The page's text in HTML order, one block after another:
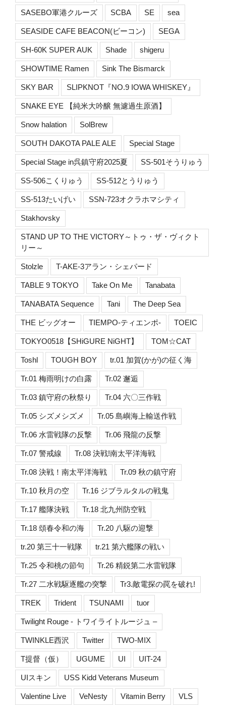
SASEBO軍港クルーズ SCBA SE sea
SEASIDE CAFE BEACON(ビーコン) SEGA
SH-60K SUPER AUK Shade shigeru
SHOWTIME Ramen Sink The Bismarck
SKY BAR SLIPKNOT『NO.9 IOWA WHISKEY』
SNAKE EYE 【純米大吟醸 無濾過生原酒】
Snow halation SolBrew
SOUTH DAKOTA PALE ALE Special Stage
Special Stage in呉鎮守府2025夏 SS-501そうりゅう
SS-506こくりゅう SS-512とうりゅう
SS-513たいげい SSN-723オクラホマシティ
Stakhovsky
STAND UP TO THE VICTORY～トゥ・ザ・ヴィクト
リー～
Stolzle T-AKE-3アラン・シェパード
TABLE 9 TOKYO Take On Me Tanabata
TANABATA Sequence Tani The Deep Sea
THE ビッグオー TIEMPO-ティエンポ- TOEIC
TOKYO0518【SHiGURE NiGHT】 TOM☆CAT
Toshl TOUGH BOY tr.01 加賀(かが)の征く海
Tr.01 梅雨明けの白露 Tr.02 邂逅
Tr.03 鎮守府の秋祭り Tr.04 六〇三作戦
Tr.05 シズメシズメ Tr.05 島嶼海上輸送作戦
Tr.06 水雷戦隊の反撃 Tr.06 飛龍の反撃
Tr.07 警戒線 Tr.08 決戦!南太平洋海戦
Tr.08 決戦！南太平洋海戦 Tr.09 秋の鎮守府
Tr.10 秋月の空 Tr.16 ジブラルタルの戦鬼
Tr.17 艦隊決戦 Tr.18 北九州防空戦
Tr.18 頌春令和の海 Tr.20 八駆の迎撃
tr.20 第三十一戦隊 tr.21 第六艦隊の戦い
Tr.25 令和桃の節句 Tr.26 精鋭第二水雷戦隊
Tr.27 二水戦駆逐艦の突撃 Tr3.敵電探の罠を破れ!
TREK Trident TSUNAMI tuor
Twilight Rouge - トワイライトルージュ –
TWINKLE西沢 Twitter TWO-MIX
T提督（仮） UGUME UI UIT-24
UIスキン USS Kidd Veterans Museum
Valentine Live VeNesty Vitamin Berry VLS